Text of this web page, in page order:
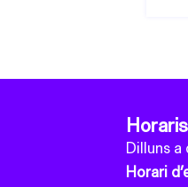
Horaris
Dilluns a
Horari